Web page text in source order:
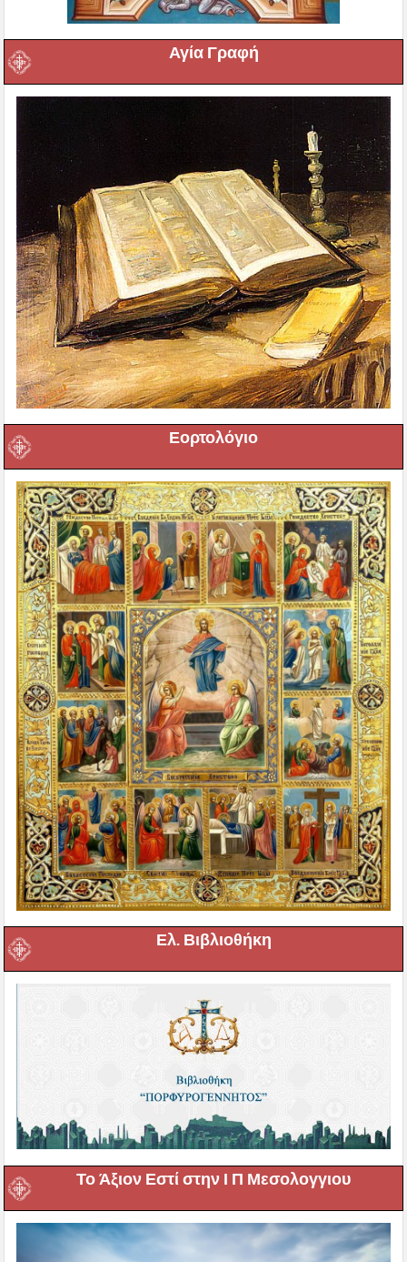
Αγία Γραφή
Εορτολόγιο
Ελ. Βιβλιοθήκη
Το Άξιον Εστί στην Ι Π Μεσολογγιου